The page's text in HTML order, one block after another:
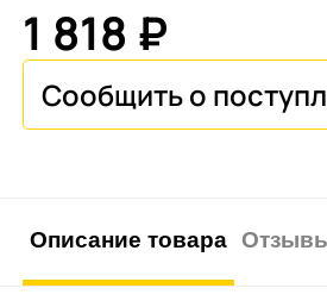
1 818 ₽
Описание товара